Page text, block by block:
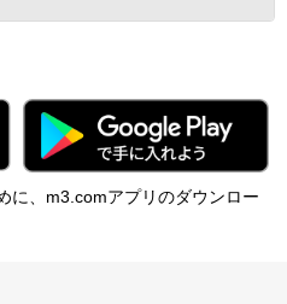
に、m3.comアプリのダウンロー